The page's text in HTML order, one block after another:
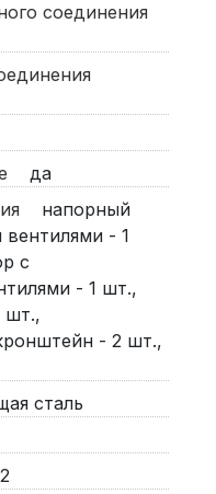
соединения
да
напорный
- 1
с
- 1 шт.,
шт.,
- 2 шт.,
сталь
2